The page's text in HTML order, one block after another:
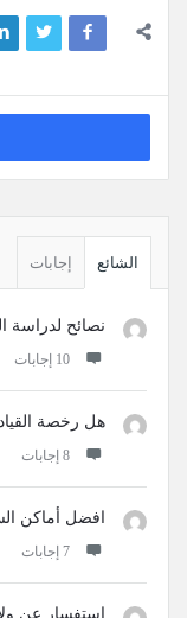
الجانبيةالشائع إجابات
نصائح لدراسة
‫10 إجابات
هل رخصة
‫8 إجابات
افضل أماكن
‫7 إجابات
استفسار عن